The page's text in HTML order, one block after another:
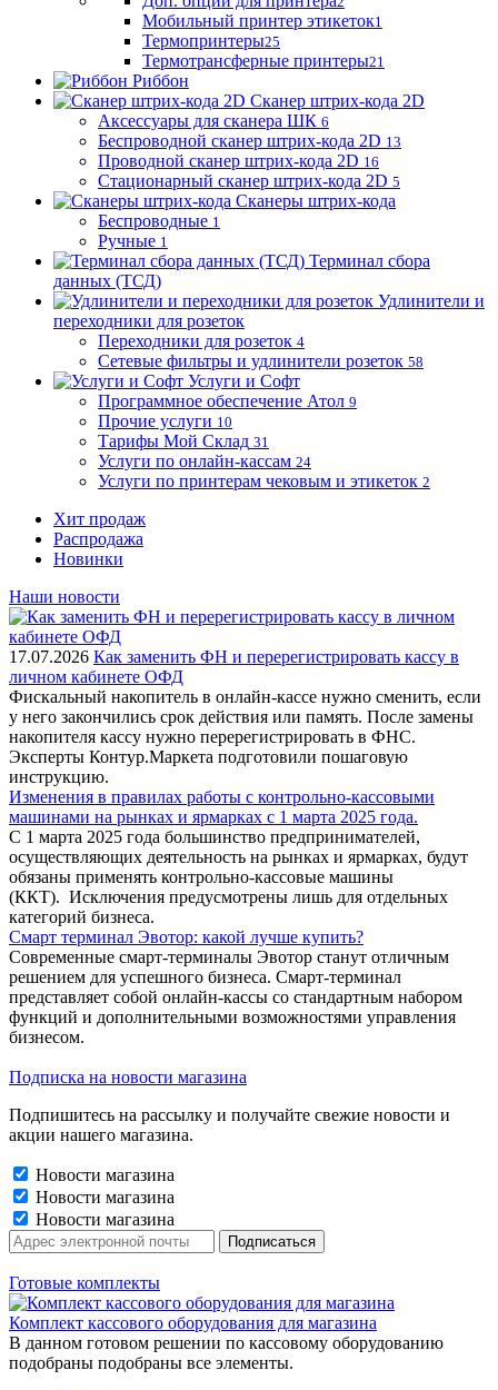
Мобильный принтер этикеток1
Термопринтеры25
Термотрансферные принтеры21
Риббон
Сканер штрих-кода 2D
Аксессуары для сканера ШК 6
Беспроводной сканер штрих-кода 2D 13
Проводной сканер штрих-кода 2D 16
Стационарный сканер штрих-кода 2D 5
Сканеры штрих-кода
Беспроводные 1
Ручные 1
Терминал сбора
данных (ТСД)
Удлинители и
переходники для розеток
Переходники для розеток 4
Сетевые фильтры и удлинители розеток 58
Услуги и Софт
Программное обеспечение Атол 9
Прочие услуги 10
Тарифы Мой Склад 31
Услуги по онлайн-кассам 24
Услуги по принтерам чековым и этикеток 2
Хит продаж
Распродажа
Новинки
Наши новости
17.07.2026 Как заменить ФН и перерегистрировать кассу в
личном кабинете ОФД
Фискальный накопитель в онлайн-кассе нужно сменить, если
у него закончились срок действия или память. После замены
накопителя кассу нужно перерегистрировать в ФНС.
Эксперты Контур.Маркета подготовили пошаговую
инструкцию.
Изменения в правилах работы с контрольно-кассовыми
машинами на рынках и ярмарках с 1 марта 2025 года.
С 1 марта 2025 года большинство предпринимателей,
осуществляющих деятельность на рынках и ярмарках, будут
обязаны применять контрольно-кассовые машины
(ККТ). Исключения предусмотрены лишь для отдельных
категорий бизнеса.
Смарт терминал Эвотор: какой лучше купить?
Современные смарт-терминалы Эвотор станут отличным
решением для успешного бизнеса. Смарт-терминал
представляет собой онлайн-кассы со стандартным набором
функций и дополнительными возможностями управления
бизнесом.
Подписка на новости магазина
Подпишитесь на рассылку и получайте свежие новости и
акции нашего магазина.
Новости магазина
Новости магазина
Новости магазина
Готовые комплекты
Комплект кассового оборудования для магазина
В данном готовом решении по кассовому оборудованию
подобраны подобраны все элементы.